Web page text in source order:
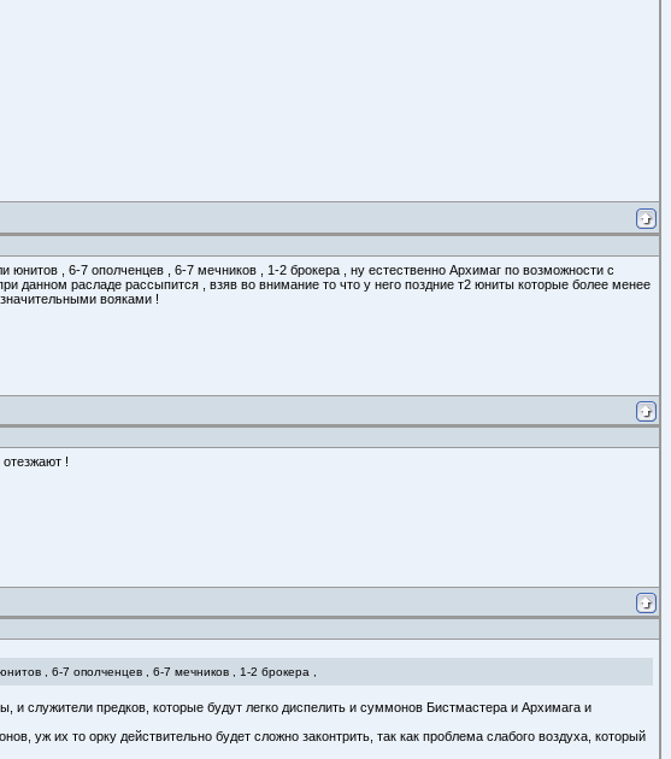
, 6-7 ополченцев , 6-7 мечников , 1-2 брокера , ну естественно Архимаг по возможности с
данном расладе рассыпится , взяв во внимание то что у него поздние т2 юниты которые более менее
вояками !
!
, 6-7 ополченцев , 6-7 мечников , 1-2 брокера ,
и служители предков, которые будут легко диспелить и суммонов Бистмастера и Архимага и
уж их то орку действительно будет сложно законтрить, так как проблема слабого воздуха, который